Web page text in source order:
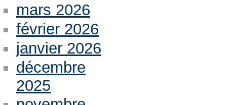
mars 2026
février 2026
janvier 2026
décembre
2025